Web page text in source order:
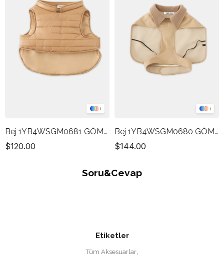
1
Bej 1YB4WSGM0681 GÖMLEK
$120.00
1
Bej 1YB4WSGM0680 GÖMLEK
$144.00
Soru&Cevap
Etiketler
Tüm Aksesuarlar,